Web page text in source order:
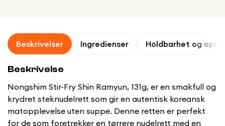
Beskrivelser Ingredienser Holdbarhet og
Beskrivelse
Nongshim Stir-Fry Shin Ramyun, 131g, er en smakfull og
krydret steknudelrett som gir en autentisk koreansk
matopplevelse uten suppe. Denne retten er perfekt
for de som foretrekker en tørrere nudelrett med en